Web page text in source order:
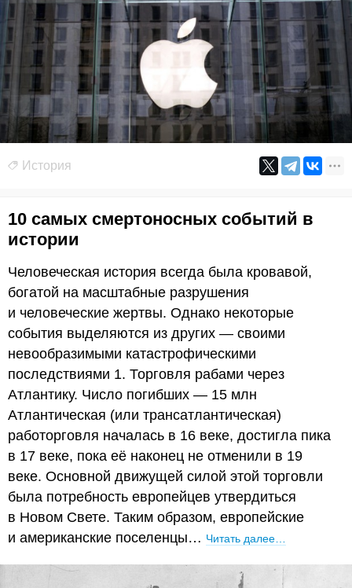
История
10 самых смертоносных событий в
истории
Человеческая история всегда была кровавой,
богатой на масштабные разрушения
и человеческие жертвы. Однако некоторые
события выделяются из других — своими
невообразимыми катастрофическими
последствиями 1. Торговля рабами через
Атлантику. Число погибших — 15 млн
Атлантическая (или трансатлантическая)
работорговля началась в 16 веке, достигла пика
в 17 веке, пока её наконец не отменили в 19
веке. Основной движущей силой этой торговли
была потребность европейцев утвердиться
в Новом Свете. Таким образом, европейские
и американские поселенцы… Читать далее…